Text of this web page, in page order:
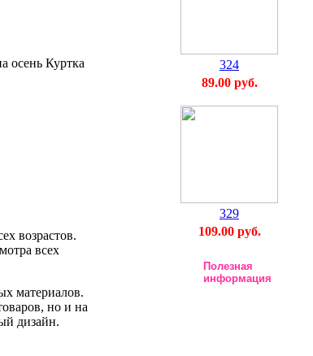
осень Куртка
возрастов.
всех
материалов.
но и на
дизайн.
324
89.00 руб.
329
109.00 руб.
Полезная
информация